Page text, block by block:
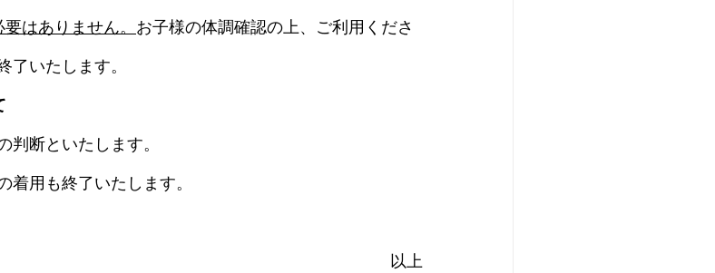
はありません。 お子様の体調確認の上、ご利用くださ
了いたします。
断といたします。
着用も終了いたします。
以上